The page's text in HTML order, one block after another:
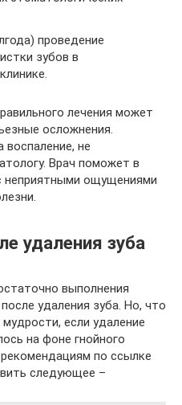
проведение
зубов в
лечения может
осложнения.
воспаление, не
Врач поможет в
неприятными ощущениями
удаления зуба
выполнения
удаления зуба. Но, что
если удаление
на фоне гнойного
по ссылке
следующее –